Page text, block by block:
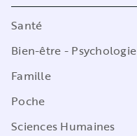
Santé
Bien-être - Psychologie
Famille
Poche
Sciences Humaines